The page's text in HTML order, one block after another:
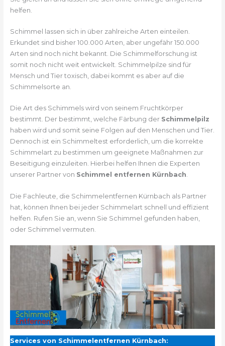
helfen.
Schimmel lassen sich in über zahlreiche Arten einteilen.
Erkundet sind bisher 100.000 Arten, aber ungefähr 150.000
Arten sind noch nicht bekannt. Die Schimmelforschung ist
somit noch nicht weit entwickelt. Schimmelpilze sind für
Mensch und Tier toxisch, dabei kommt es aber auf die
Schimmelsorte an.
Die Art des Schimmels wird von seinem Fruchtkörper
bestimmt. Der bestimmt, welche Färbung der Schimmelpilz
haben wird und somit seine Folgen auf den Menschen und Tier.
Dennoch ist ein Schimmeltest erforderlich, um die korrekte
Schimmelart zu bestimmen um geeignete Maßnahmen zur
Beseitigung einzuleiten. Hierbei helfen Ihnen die Experten
unserer Partner von Schimmel entfernen Kürnbach.
Die Fachleute, die Schimmelentfernen Kürnbach als Partner
hat, können Ihnen bei jeder Schimmelart schnell und effizient
helfen. Rufen Sie an, wenn Sie Schimmel gefunden haben,
oder Schimmel vermuten.
Services von Schimmelentfernen Kürnbach: